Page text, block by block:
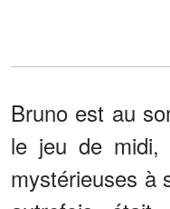
Bruno est au
le jeu de midi,
mystérieuses à